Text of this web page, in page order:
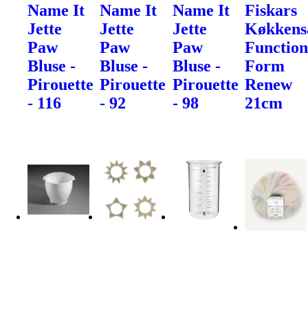
Name It
Jette
Paw
Bluse -
Pirouette
- 116
Name It
Jette
Paw
Bluse -
Pirouette
- 92
Name It
Jette
Paw
Bluse -
Pirouette
- 98
Fiskars
Form
Renew
21cm